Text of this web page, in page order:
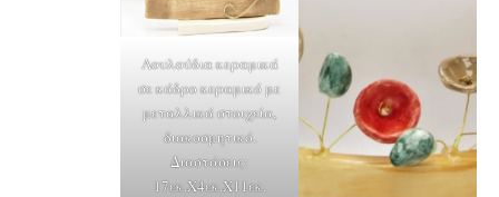
Λουλούδια κεραμικά
σε κάδρο κεραμικό με
μεταλλικά στοιχεία,
διακοσμητικό.
Διαστάσεις:
17εκ.Χ4εκ.Χ11εκ.